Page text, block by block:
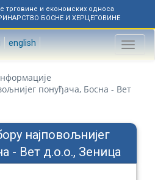
трговине и економских односа
БОСНЕ И ХЕРЦЕГОВИНЕ
english
Toggle
понуђача, Босна - Вет
најповољнијег
- Вет д.о.о., Зеница